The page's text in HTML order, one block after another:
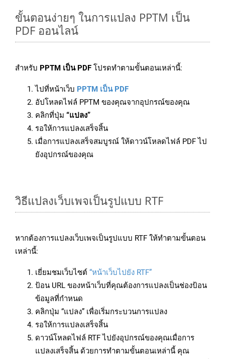
ขั้นตอนง่ายๆ ในการแปลง PPTM เป็น
PDF ออนไลน์
สำหรับ PPTM เป็น PDF โปรดทำตามขั้นตอนเหล่านี้:
ไปที่หน้าเว็บ PPTM เป็น PDF
อัปโหลดไฟล์ PPTM ของคุณจากอุปกรณ์ของคุณ
คลิกที่ปุ่ม “แปลง”
รอให้การแปลงเสร็จสิ้น
เมื่อการแปลงเสร็จสมบูรณ์ ให้ดาวน์โหลดไฟล์ PDF ไป
ยังอุปกรณ์ของคุณ
วิธีแปลงเว็บเพจเป็นรูปแบบ RTF
หากต้องการแปลงเว็บเพจเป็นรูปแบบ RTF ให้ทำตามขั้นตอน
เหล่านี้:
เยี่ยมชมเว็บไซต์ “หน้าเว็บไปยัง RTF”
ป้อน URL ของหน้าเว็บที่คุณต้องการแปลงเป็นช่องป้อน
ข้อมูลที่กำหนด
คลิกปุ่ม “แปลง” เพื่อเริ่มกระบวนการแปลง
รอให้การแปลงเสร็จสิ้น
ดาวน์โหลดไฟล์ RTF ไปยังอุปกรณ์ของคุณเมื่อการ
แปลงเสร็จสิ้น ด้วยการทำตามขั้นตอนเหล่านี้ คุณ